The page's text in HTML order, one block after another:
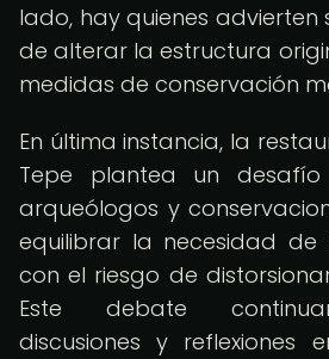
lado, hay quienes advierten
de alterar la estructura
medidas de conservación
En última instancia, la
Tepe plantea un
arqueólogos y
equilibrar la necesidad de
con el riesgo de
Este debate
discusiones y reflexiones